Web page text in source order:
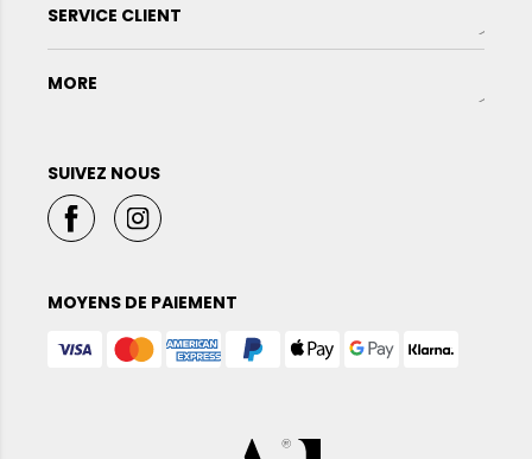
SERVICE CLIENT
MORE
SUIVEZ NOUS
MOYENS DE PAIEMENT